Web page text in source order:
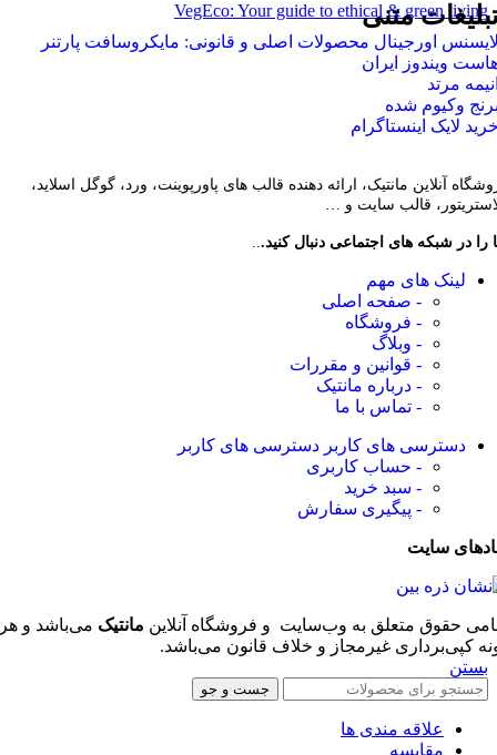
VegEco: Your guide to ethical & green living
متنی
اورجینال محصولات اصلی و قانونی: مایکروسافت پارتنر
ویندوز ایران
مرتد
وکیوم شده
لایک اینستاگرام
آنلاین مانتیک، ارائه دهنده قالب های پاورپوینت، ورد، گوگل اسلاید،
قالب سایت و …
را در شبکه های اجتماعی دنبال کنید...
لینک های مهم
- صفحه اصلی
- فروشگاه
- وبلاگ
- قوانین و مقررات
- درباره مانتیک
- تماس با ما
دسترسی های کاربر دسترسی های کاربر
- حساب کاربری
- سبد خرید
- پیگیری سفارش
سایت
حقوق متعلق به وب‌سایت و فروشگاه‌ آنلاین مانتیک می‌باشد و هر
کپی‌برداری غیرمجاز و خلاف قانون می‌باشد.
بستن
جست و جو
علاقه مندی ها
مقایسه